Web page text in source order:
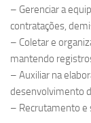
– Gerenciar a
contratações,
– Coletar e
mantendo
– Auxiliar na
desenvolvimento
– Recrutamento e